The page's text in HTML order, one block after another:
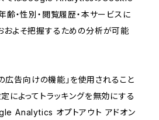
齢・性別・閲覧履歴・本サービスに
およそ把握するための分析が可能
告向けの機能」を使用されること
によってトラッキングを無効にする
Analytics オプトアウト アドオン